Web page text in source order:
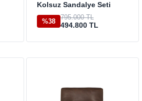
Kolsuz Sandalye Seti
%38
795.000 TL
494.800 TL